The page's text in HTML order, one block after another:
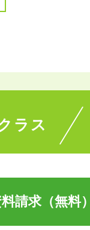
ラス
請求（無料）